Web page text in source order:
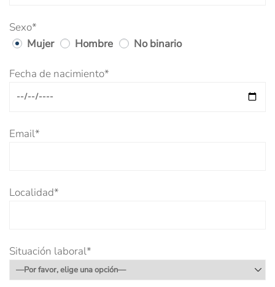
Sexo*
Mujer
Hombre No binario
Fecha de nacimiento*
Email*
Localidad*
Situación laboral*